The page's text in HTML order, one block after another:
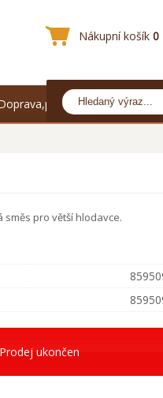
Nákupní košík 0
směs pro větší hlodavce.
Prodej ukončen